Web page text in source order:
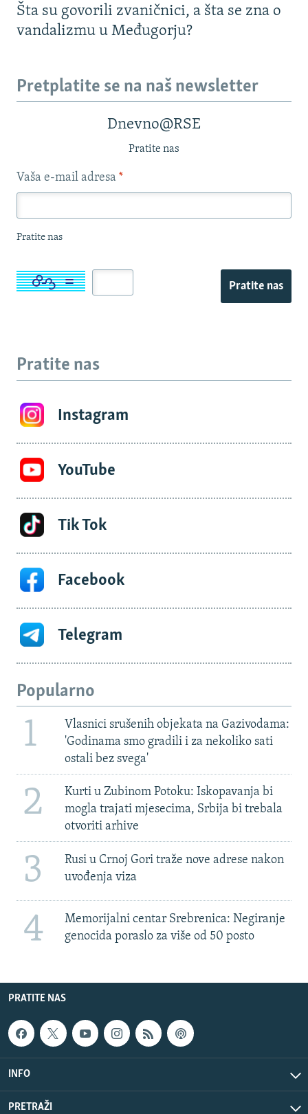
Šta su govorili zvaničnici, a šta se zna o
vandalizmu u Međugorju?
Pretplatite se na naš newsletter
Dnevno@RSE
Pratite nas
Vaša e-mail adresa *
Pratite nas
Pratite nas
Pratite nas
Instagram
YouTube
Tik Tok
Facebook
Telegram
Popularno
1
Vlasnici srušenih objekata na Gazivodama:
'Godinama smo gradili i za nekoliko sati
ostali bez svega'
2
Kurti u Zubinom Potoku: Iskopavanja bi
mogla trajati mjesecima, Srbija bi trebala
otvoriti arhive
3
Rusi u Crnoj Gori traže nove adrese nakon
uvođenja viza
4
Memorijalni centar Srebrenica: Negiranje
genocida poraslo za više od 50 posto
PRATITE NAS
INFO
PRETRAŽI